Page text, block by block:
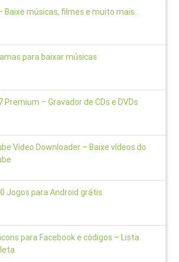
Baixe músicas, filmes e muito mais..
para baixar músicas
Premium – Gravador de CDs e DVDs
Vídeo Downloader – Baixe vídeos do
Jogos para Android grátis
para Facebook e códigos – Lista